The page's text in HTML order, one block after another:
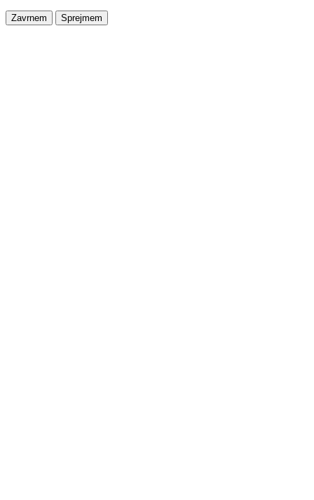
Zavrnem Sprejmem